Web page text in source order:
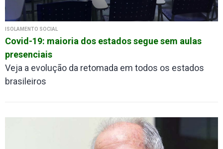
ISOLAMENTO SOCIAL
Covid-19: maioria dos estados segue sem aulas
presenciais
Veja a evolução da retomada em todos os estados
brasileiros